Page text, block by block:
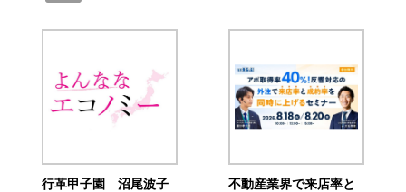
行革甲子園 沼尾波子
不動産業界で来店率と